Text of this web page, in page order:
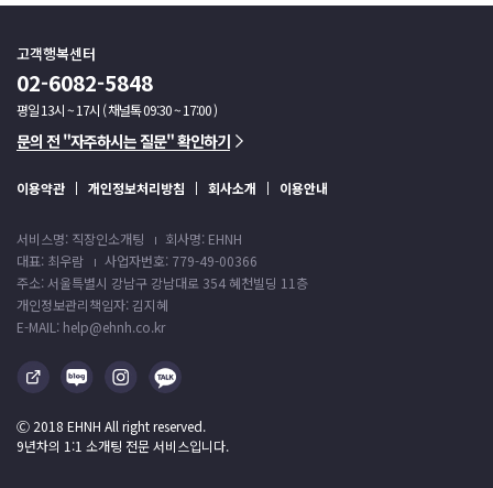
고객행복센터
02-6082-5848
평일 13시 ~ 17시 ( 채널톡 09:30 ~ 17:00 )
문의 전 "자주하시는 질문" 확인하기
이용약관 개인정보처리방침 회사소개 이용안내
서비스명: 직장인소개팅
회사명: EHNH
대표: 최우람
사업자번호: 779-49-00366
주소: 서울특별시 강남구 강남대로 354 혜천빌딩 11층
개인정보관리책임자: 김지혜
E-MAIL: help@ehnh.co.kr
Ⓒ 2018 EHNH All right reserved.
9년차의 1:1 소개팅 전문 서비스입니다.